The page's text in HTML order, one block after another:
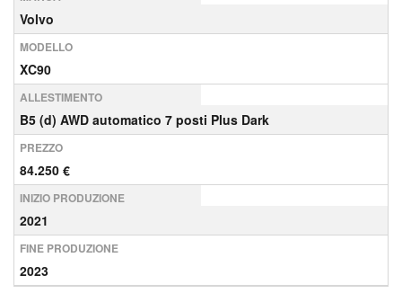
Volvo
MODELLO
XC90
ALLESTIMENTO
B5 (d) AWD automatico 7 posti Plus Dark
PREZZO
84.250 €
INIZIO PRODUZIONE
2021
FINE PRODUZIONE
2023